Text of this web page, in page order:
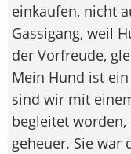
einkaufen, nicht
Gassigang, weil
der Vorfreude,
Mein Hund ist
sind wir mit
begleitet
geheuer. Sie war